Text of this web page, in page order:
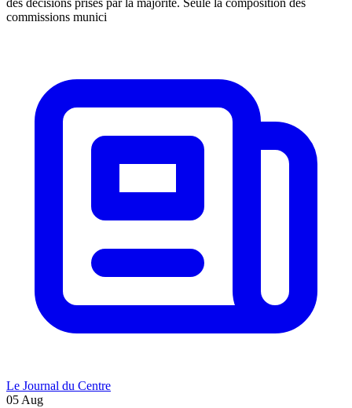
des décisions prises par la majorité. Seule la composition des
commissions munici
Le Journal du Centre
05 Aug